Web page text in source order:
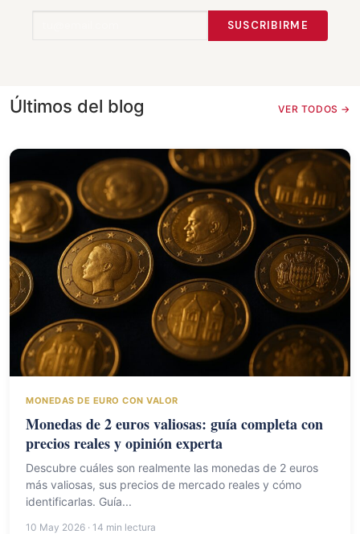
SUSCRIBIRME
Últimos del blog VER TODOS →
MONEDAS DE EURO CON VALOR
Monedas de 2 euros valiosas: guía completa con
precios reales y opinión experta
Descubre cuáles son realmente las monedas de 2 euros
más valiosas, sus precios de mercado reales y cómo
identificarlas. Guía...
10 May 2026 · 14 min lectura